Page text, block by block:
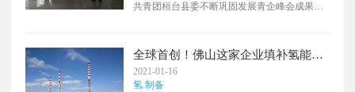
质量发展新模式。
共青团桓台县委不断巩固发展青企峰会成果，
山杰一行来桓台就项目合作进行对接洽谈。团
县委书记吴丹出席。
全球首创！佛山这家企业填补氢能领
域技术空白｜聚焦高新团队
2021-01-16
氢.制备